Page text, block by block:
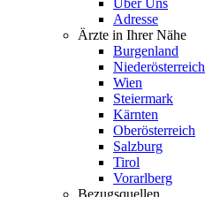
Über Uns
Adresse
Ärzte in Ihrer Nähe
Burgenland
Niederösterreich
Wien
Steiermark
Kärnten
Oberösterreich
Salzburg
Tirol
Vorarlberg